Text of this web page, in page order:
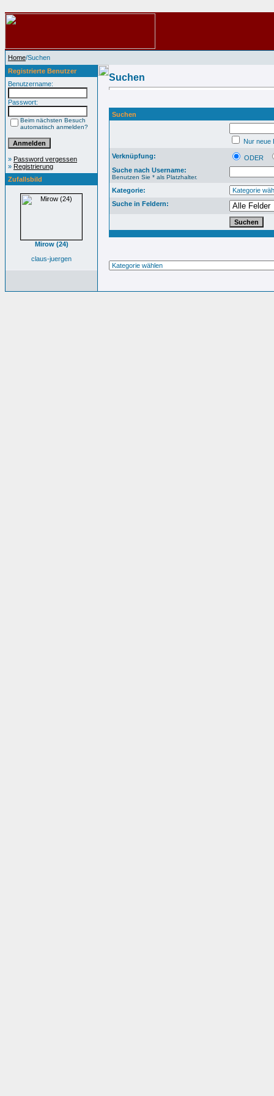
Home/Suchen
Registrierte Benutzer
Benutzername:
Passwort:
Beim nächsten Besuch
automatisch anmelden?
» Password vergessen
» Registrierung
Zufallsbild
Mirow (24)
claus-juergen
Suchen
Suchen
Nur neue
Verknüpfung:
ODER
Suche nach Username:
Benutzen Sie * als Platzhalter.
Kategorie:
Suche in Feldern: